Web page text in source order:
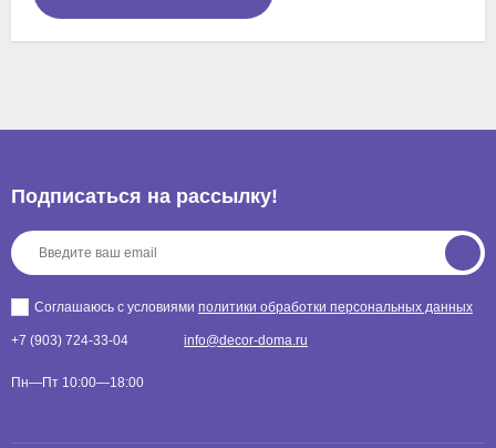
Подписаться на рассылкy!
Соглашаюсь с условиями политики обработки персональных данных
+7 (903) 724-33-04 info@decor-doma.ru
Пн—Пт 10:00—18:00